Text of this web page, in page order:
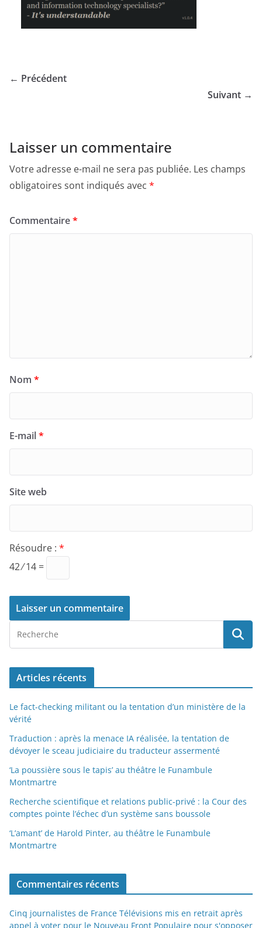
← Précédent
Suivant →
Laisser un commentaire
Votre adresse e-mail ne sera pas publiée. Les champs
obligatoires sont indiqués avec *
Commentaire*
Nom *
E-mail*
Site web
Résoudre : *
42 ⁄ 14 =
Articles récents
Le fact-checking militant ou la tentation d’un ministère de la
vérité
Traduction : après la menace IA réalisée, la tentation de
dévoyer le sceau judiciaire du traducteur assermenté
‘La poussière sous le tapis’ au théâtre le Funambule
Montmartre
Recherche scientifique et relations public-privé : la Cour des
comptes pointe l’échec d’un système sans boussole
‘L’amant’ de Harold Pinter, au théâtre le Funambule
Montmartre
Commentaires récents
Cinq journalistes de France Télévisions mis en retrait après
appel à voter pour le Nouveau Front Populaire pour s'opposer